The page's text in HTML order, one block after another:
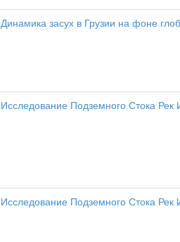
Динамика засух в Грузии на фоне
Исследование Подземного Стока
Исследование Подземного Стока